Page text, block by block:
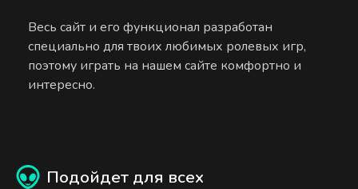
Весь сайт и его функционал разработан
специально для твоих любимых ролевых игр,
поэтому играть на нашем сайте комфортно и
интересно.
Подойдет для всех